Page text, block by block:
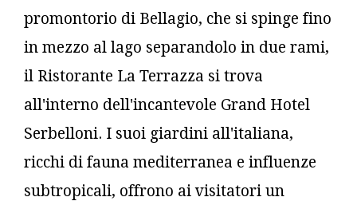
promontorio di Bellagio, che si spinge fino
in mezzo al lago separandolo in due rami,
il Ristorante La Terrazza si trova
all'interno dell'incantevole Grand Hotel
Serbelloni. I suoi giardini all'italiana,
ricchi di fauna mediterranea e influenze
subtropicali, offrono ai visitatori un